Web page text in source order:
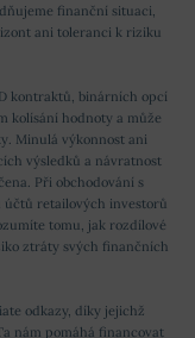
finanční situaci,
ani toleranci k riziku
kontraktů, binárních opcí
kolísání hodnoty a může
Minulá výkonnost ani
výsledků a návratnost
Při obchodování s
účtů retailových investorů
tomu, jak rozdílové
ztráty svých finančních
odkazy, díky jejichž
nám pomáhá financovat